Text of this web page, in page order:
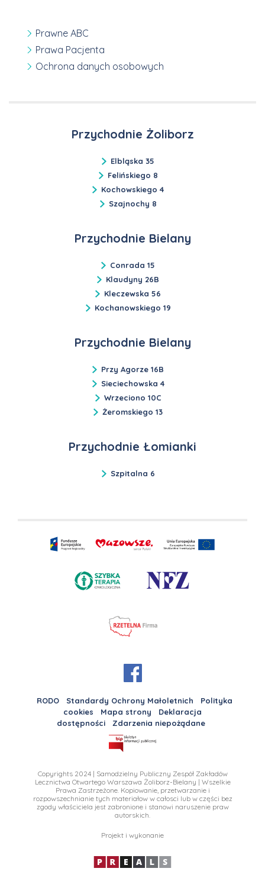
Prawne ABC
Prawa Pacjenta
Ochrona danych osobowych
Przychodnie Żoliborz
Elbląska 35
Felińskiego 8
Kochowskiego 4
Szajnochy 8
Przychodnie Bielany
Conrada 15
Klaudyny 26B
Kleczewska 56
Kochanowskiego 19
Przychodnie Bielany
Przy Agorze 16B
Sieciechowska 4
Wrzeciono 10C
Żeromskiego 13
Przychodnie Łomianki
Szpitalna 6
RODO Standardy Ochrony Małoletnich
Polityka
cookies
Mapa strony
Deklaracja
dostępności
Zdarzenia niepożądane
Copyrights 2024 | Samodzielny Publiczny Zespół Zakładów
Lecznictwa Otwartego Warszawa Żoliborz-Bielany | Wszelkie
Prawa Zastrzeżone. Kopiowanie, przetwarzanie i
rozpowszechnianie tych materiałow w całosci lub w części bez
zgody właściciela jest zabronione i stanowi naruszenie praw
autorskich.
Projekt i wykonanie